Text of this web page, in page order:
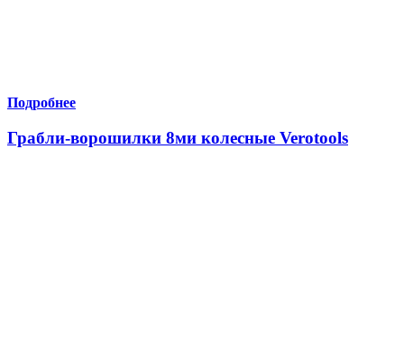
Подробнее
Грабли-ворошилки 8ми колесные Verotools